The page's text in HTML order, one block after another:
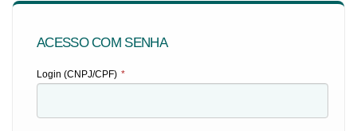
ACESSO COM SENHA
Login (CNPJ/CPF) *